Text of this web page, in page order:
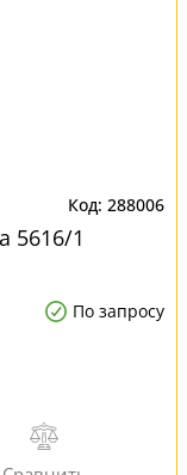
288006
5616/1
По запросу